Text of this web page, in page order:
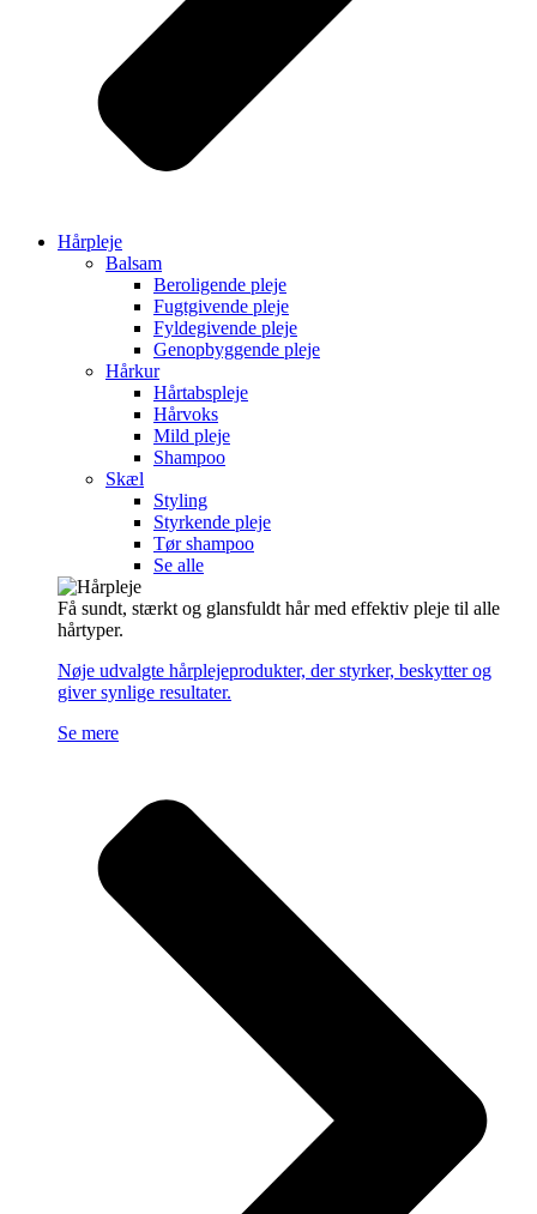
Hårpleje
Balsam
Beroligende pleje
Fugtgivende pleje
Fyldegivende pleje
Genopbyggende pleje
Hårkur
Hårtabspleje
Hårvoks
Mild pleje
Shampoo
Skæl
Styling
Styrkende pleje
Tør shampoo
Se alle
Få sundt, stærkt og glansfuldt hår med effektiv pleje til alle
hårtyper.
Nøje udvalgte hårplejeprodukter, der styrker, beskytter og
giver synlige resultater.
Se mere